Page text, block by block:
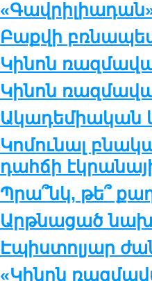
Բաքվի
Կինոն
Կինոն
Ակադեմիական
Կոմունալ
դահճի
Պրա՞նկ, թե՞
Արթնացած
Էպիստոլյար
«Կինոն